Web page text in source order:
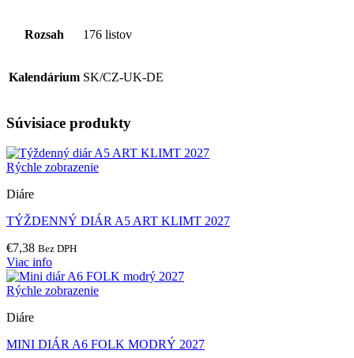
Rozsah 176 listov
Kalendárium SK/CZ-UK-DE
Súvisiace produkty
Rýchle zobrazenie
Diáre
TÝŽDENNÝ DIÁR A5 ART KLIMT 2027
€7,38 Bez DPH
Viac info
Rýchle zobrazenie
Diáre
MINI DIÁR A6 FOLK MODRÝ 2027